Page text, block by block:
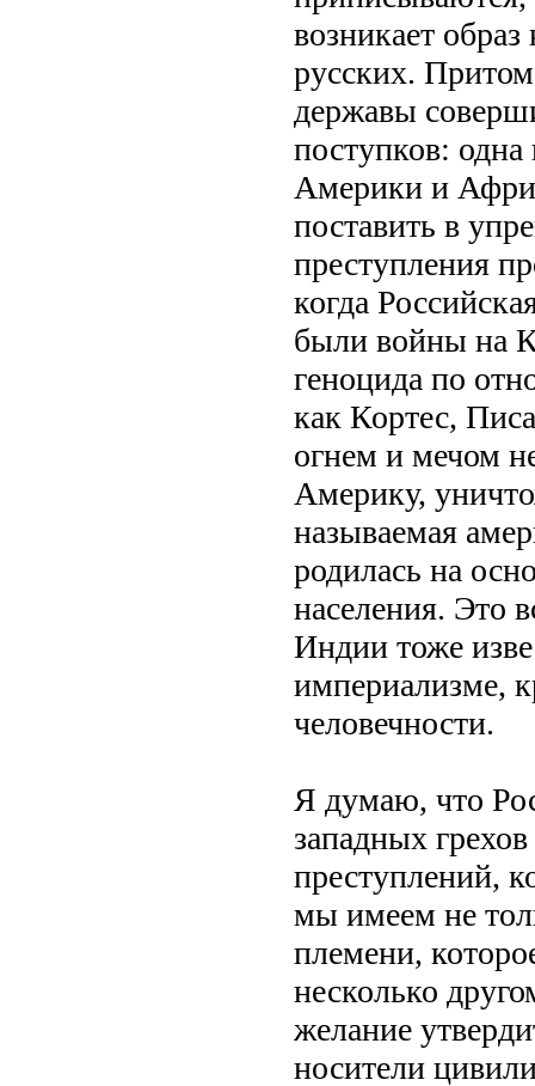
возникает
русских.
державы
поступков:
Америки и
поставить в
преступления
когда
были войны на
геноцида по
как Кортес,
огнем и мечом
Америку,
называемая
родилась на
населения. Это
Индии тоже
империализме,
человечности.
Я думаю, что
западных
преступлений,
мы имеем не
племени,
несколько
желание
носители